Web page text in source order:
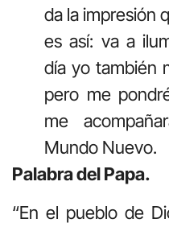
da la impresión
es así: va a
día yo también
pero me
me
Mundo Nuevo.
Palabra del Papa.
“En el pueblo de